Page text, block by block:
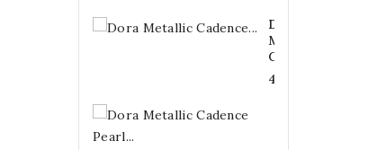
Dora
Metallic
Cadence...
4,20 €